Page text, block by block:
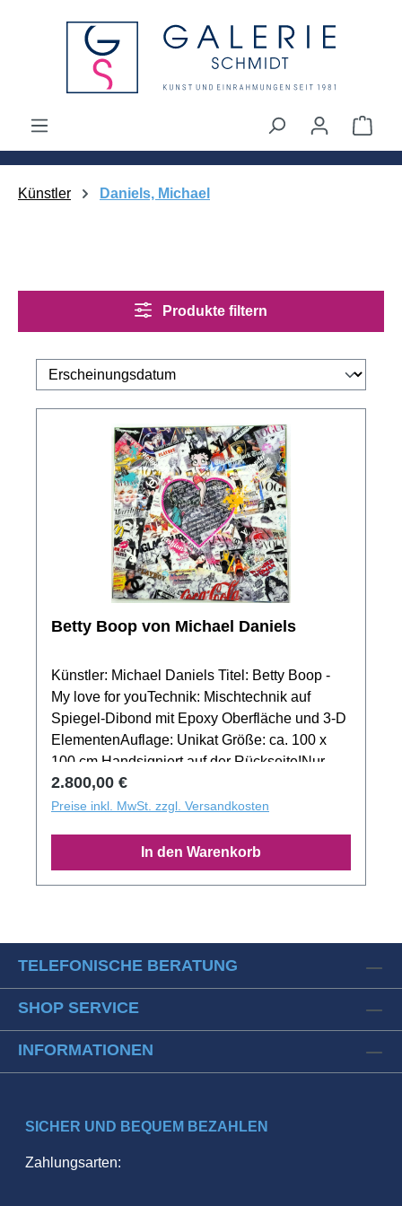
springen
Künstler Daniels, Michael
Produkte filtern
Betty Boop von Michael Daniels
Künstler: Michael Daniels Titel: Betty Boop -
My love for youTechnik: Mischtechnik auf
Spiegel-Dibond mit Epoxy Oberfläche und 3-D
ElementenAuflage: Unikat Größe: ca. 100 x
100 cm Handsigniert auf der Rückseite!Nur
Selbstabholung, oder Lieferung durch
Kunsttransport nach Anfrage!
Regulärer Preis:
2.800,00 €
Preise inkl. MwSt. zzgl. Versandkosten
In den Warenkorb
TELEFONISCHE BERATUNG
SHOP SERVICE
INFORMATIONEN
SICHER UND BEQUEM BEZAHLEN
Zahlungsarten: